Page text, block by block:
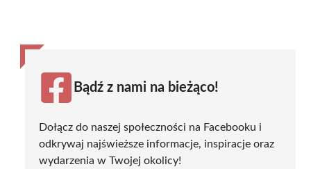
Bądź z nami na bieżąco!
Dołącz do naszej społeczności na Facebooku i
odkrywaj najświeższe informacje, inspiracje oraz
wydarzenia w Twojej okolicy!